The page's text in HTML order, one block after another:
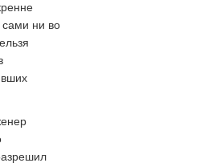
сами ни во